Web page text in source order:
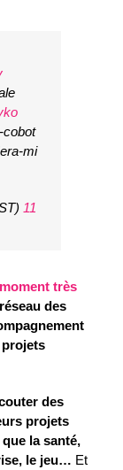
cobot
mi
11
moment très
des
projets
des
projets
la santé,
le jeu… Et